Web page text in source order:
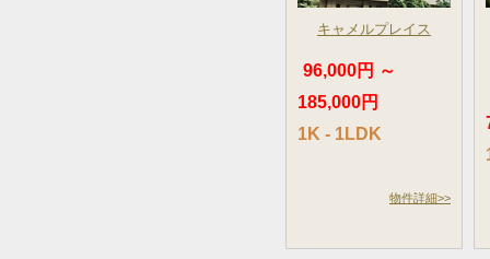
キャメルプレイス
96,000円 ～
185,000円
1K - 1LDK
物件詳細>>